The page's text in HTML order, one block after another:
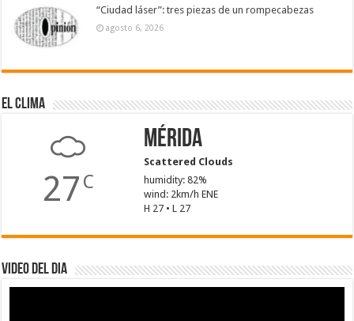
“Ciudad láser”: tres piezas de un rompecabezas
agosto 6, 2026
El Clima
27 C
Mérida
Scattered Clouds
humidity: 82%
wind: 2km/h ENE
H 27 • L 27
Video del dia